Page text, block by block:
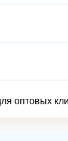
оптовых